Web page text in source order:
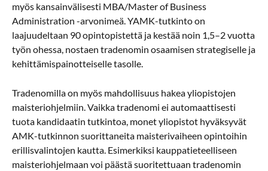
myös kansainvälisesti MBA/Master of Business
Administration -arvonimeä. YAMK-tutkinto on
laajuudeltaan 90 opintopistettä ja kestää noin 1,5–2 vuotta
työn ohessa, nostaen tradenomin osaamisen strategiselle ja
kehittämispainotteiselle tasolle.
Tradenomilla on myös mahdollisuus hakea yliopistojen
maisteriohjelmiin. Vaikka tradenomi ei automaattisesti
tuota kandidaatin tutkintoa, monet yliopistot hyväksyvät
AMK-tutkinnon suorittaneita maisterivaiheen opintoihin
erillisvalintojen kautta. Esimerkiksi kauppatieteelliseen
maisteriohjelmaan voi päästä suoritettuaan tradenomin